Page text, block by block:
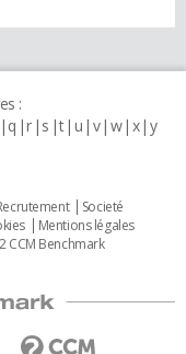
:
q r s t u v w x y
Societé
Mentions légales
CCM Benchmark